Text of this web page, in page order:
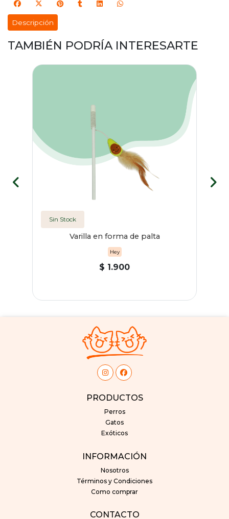
Descripción
TAMBIÉN PODRÍA INTERESARTE
Sin Stock
Varilla en forma de palta
Hey
$ 1.900
PRODUCTOS
Perros
Gatos
Exóticos
INFORMACIÓN
Nosotros
Términos y Condiciones
Como comprar
CONTACTO